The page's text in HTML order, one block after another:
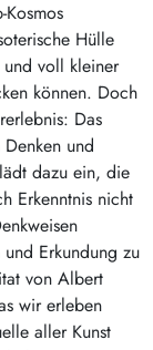
Hülle
voll kleiner
können. Doch
Das
und
dazu ein, die
Erkenntnis nicht
Erkundung zu
von Albert
wir erleben
aller Kunst